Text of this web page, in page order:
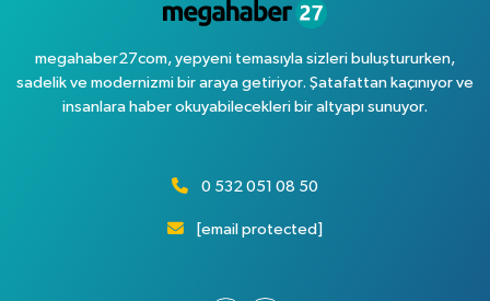
megahaber27com, yepyeni temasıyla sizleri buluştururken,
sadelik ve modernizmi bir araya getiriyor. Şatafattan kaçınıyor ve
insanlara haber okuyabilecekleri bir altyapı sunuyor.
0 532 051 08 50
[email protected]